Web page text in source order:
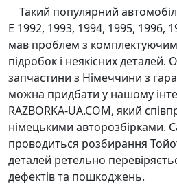
Такий популярний
Е 1992, 1993, 1994, 1995, 1996,
мав проблем з
підробок і неякісних деталей.
запчастини з Німеччини з
можна придбати у нашому
RAZBORKA-UA.COM, який
німецькими авторозбірками.
проводиться розбирання
деталей ретельно
дефектів та пошкоджень.